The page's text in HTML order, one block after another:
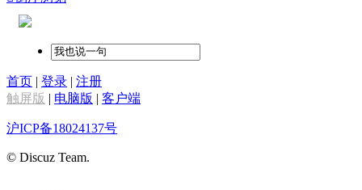
首页 | 登录 | 注册
触屏版 | 电脑版 | 客户端
沪ICP备18024137号
© Discuz Team.